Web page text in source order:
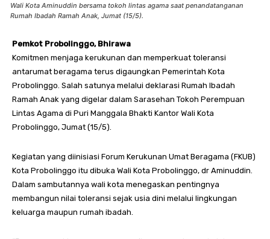
Wali Kota Aminuddin bersama tokoh lintas agama saat penandatanganan
Rumah Ibadah Ramah Anak, Jumat (15/5).
Pemkot Probolinggo, Bhirawa
Komitmen menjaga kerukunan dan memperkuat toleransi
antarumat beragama terus digaungkan Pemerintah Kota
Probolinggo. Salah satunya melalui deklarasi Rumah Ibadah
Ramah Anak yang digelar dalam Sarasehan Tokoh Perempuan
Lintas Agama di Puri Manggala Bhakti Kantor Wali Kota
Probolinggo, Jumat (15/5).
Kegiatan yang diinisiasi Forum Kerukunan Umat Beragama (FKUB)
Kota Probolinggo itu dibuka Wali Kota Probolinggo, dr Aminuddin.
Dalam sambutannya wali kota menegaskan pentingnya
membangun nilai toleransi sejak usia dini melalui lingkungan
keluarga maupun rumah ibadah.